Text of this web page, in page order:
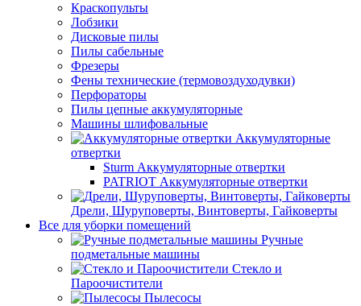
Краскопульты
Лобзики
Дисковые пилы
Пилы сабельные
Фрезеры
Фены технические (термовоздуходувки)
Перфораторы
Пилы цепные аккумуляторные
Машины шлифовальные
Аккумуляторные
отвертки
Sturm Аккумуляторные отвертки
PATRIOT Аккумуляторные отвертки
Дрели, Шуруповерты, Винтоверты, Гайковерты
Все для уборки помещений
Ручные
подметальные машины
Стекло и
Пароочистители
Пылесосы